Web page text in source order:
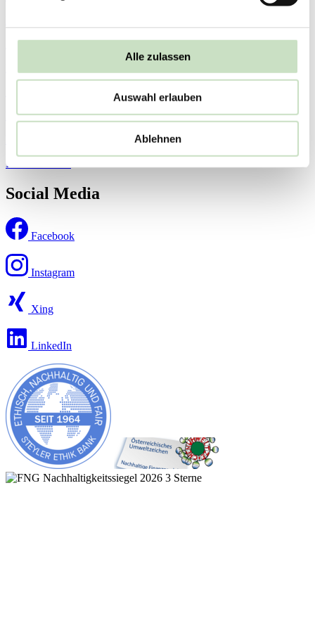
Alle zulassen
Auswahl erlauben
Ablehnen
AGB
Presse (externer Link)
Bildnachweise
Social Media
Facebook
Instagram
Xing
LinkedIn